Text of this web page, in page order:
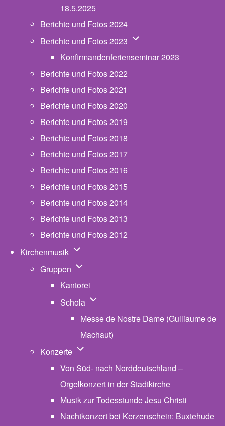
18.5.2025
Berichte und Fotos 2024
Berichte und Fotos 2023 Unternavigation von
Konfirmandenferienseminar 2023
Berichte und Fotos 2022
Berichte und Fotos 2021
Berichte und Fotos 2020
Berichte und Fotos 2019
Berichte und Fotos 2018
Berichte und Fotos 2017
Berichte und Fotos 2016
Berichte und Fotos 2015
Berichte und Fotos 2014
Berichte und Fotos 2013
Berichte und Fotos 2012
Kirchenmusik Unternavigation von Kirchenmusik
Gruppen Unternavigation von Gruppen
Kantorei
Schola Unternavigation von Schola
Messe de Nostre Dame (Gulliaume de
Machaut)
Konzerte Unternavigation von Konzerte
Von Süd- nach Norddeutschland –
Orgelkonzert in der Stadtkirche
Musik zur Todesstunde Jesu Christi
Nachtkonzert bei Kerzenschein: Buxtehude